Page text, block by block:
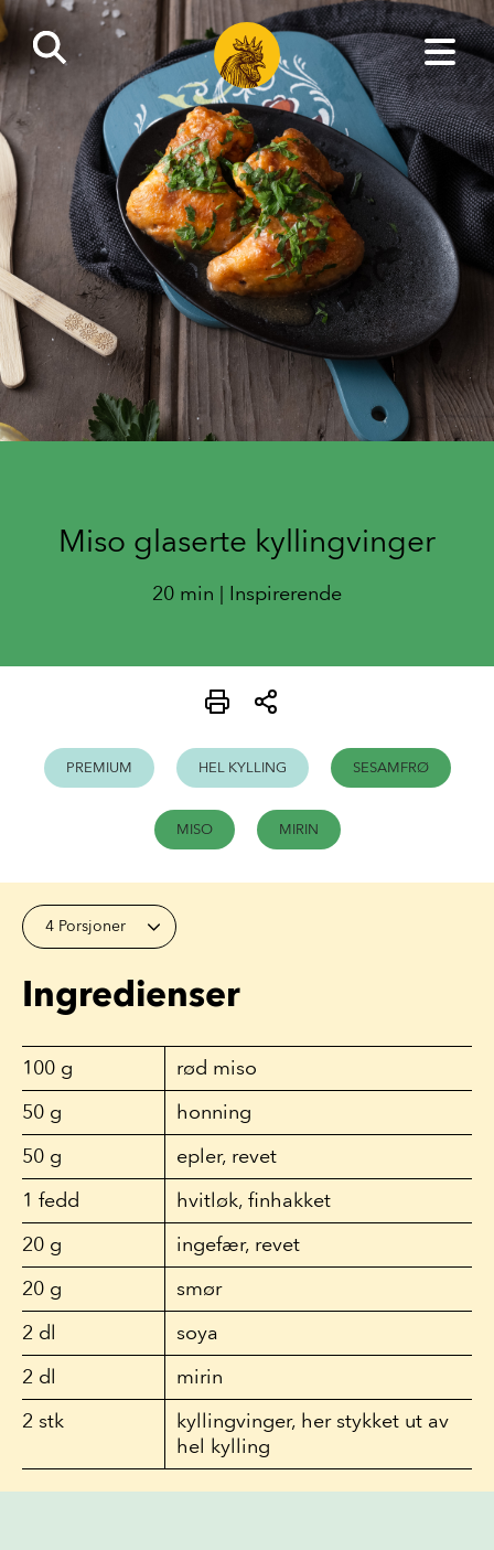
Miso glaserte kyllingvinger
20 min | Inspirerende
PREMIUM HEL KYLLING SESAMFRØ
MISO MIRIN
4 Porsjoner
Ingredienser
100 g
rød miso
50 g
honning
50 g
epler, revet
1 fedd
hvitløk, finhakket
20 g
ingefær, revet
20 g
smør
2 dl
soya
2 dl
mirin
2 stk
kyllingvinger, her stykket ut av
hel kylling